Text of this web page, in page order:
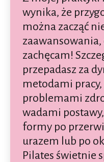
wynika, że
można zacząć
zaawansowania,
zachęcam!
przepadasz za
metodami pracy,
problemami
wadami
formy po
urazem lub po
Pilates świetnie